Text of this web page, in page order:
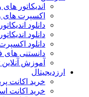
اندیکاتور های
اکسپرت های
دانلود اندیکاتور MT5
دانلود اندیکاتور MT4
دانلود
دانستنی
آموزش آنلاین
ارزدیجیتال
خرید اکانت
خرید اکانت